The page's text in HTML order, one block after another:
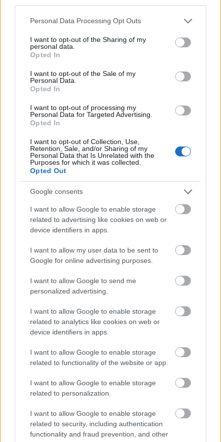
Please note that this website/app uses one or more Google
not limited to your visit or usage behaviour. You may click to
grant or deny consent to Google and its third-party tags to
use your data for below specified purposes in below Google
consent section.
Personal Data Processing Opt Outs
I want to opt-out of the Sharing of my
personal data.
Opted In
I want to opt-out of the Sale of my
Personal Data.
Opted In
I want to opt-out of processing my
Personal Data for Targeted Advertising.
Opted In
I want to opt-out of Collection, Use,
Retention, Sale, and/or Sharing of my
Personal Data that Is Unrelated with the
Purposes for which it was collected.
Opted Out
Google consents
I want to allow Google to enable storage
related to advertising like cookies on web or
device identifiers in apps.
I want to allow my user data to be sent to
Google for online advertising purposes.
I want to allow Google to send me
personalized advertising.
I want to allow Google to enable storage
related to analytics like cookies on web or
device identifiers in apps.
I want to allow Google to enable storage
related to functionality of the website or app.
I want to allow Google to enable storage
related to personalization.
I want to allow Google to enable storage
related to security, including authentication
functionality and fraud prevention, and other
Διοικητικού-
e-ΕΦΚΑ
Διοικητικού-
Οικονομικού
Ειδ. ΠΕ
Οικονομικού
e-ΕΦΚΑ
ΠΕ
Οικονομικού
Ειδ. ΠΕ
Διοικητικού-
Δ. Γλυφάδας 2
e-ΕΦΚΑ
ΠΕ
Διοικητικού-
Οικονομικού
Ειδ. ΠΕ
Διοικητικού-
Οικονομικού
e-ΕΦΚΑ
ΠΕ
Διοικητικού-
Οικονομικού
Ειδ. ΠΕ
Οικονομικού
Δ.
e-ΕΦΚΑ
Διοικητικού-
Οικονομικού
Ειδ. ΠΕ
Οικονομικού
e-ΕΦΚΑ
ΠΕ
Ειδ. ΠΕ
Διοικητικού-
Οικονομικού
Ιωάννη Ρέντη
2
e-ΕΦΚΑ
ΠΕ
Διοικητικού-
Ειδ. ΠΕ
Διοικητικού-
Οικονομικού
Δ. Πειραιώς 2